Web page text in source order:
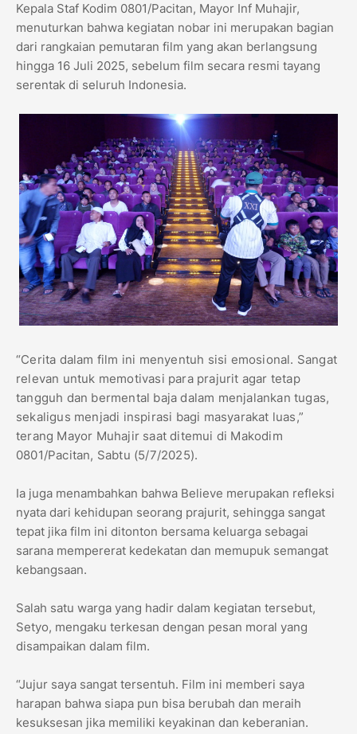
Kepala Staf Kodim 0801/Pacitan, Mayor Inf Muhajir,
menuturkan bahwa kegiatan nobar ini merupakan bagian
dari rangkaian pemutaran film yang akan berlangsung
hingga 16 Juli 2025, sebelum film secara resmi tayang
serentak di seluruh Indonesia.
“Cerita dalam film ini menyentuh sisi emosional. Sangat
relevan untuk memotivasi para prajurit agar tetap
tangguh dan bermental baja dalam menjalankan tugas,
sekaligus menjadi inspirasi bagi masyarakat luas,”
terang Mayor Muhajir saat ditemui di Makodim
0801/Pacitan, Sabtu (5/7/2025).
Ia juga menambahkan bahwa Believe merupakan refleksi
nyata dari kehidupan seorang prajurit, sehingga sangat
tepat jika film ini ditonton bersama keluarga sebagai
sarana mempererat kedekatan dan memupuk semangat
kebangsaan.
Salah satu warga yang hadir dalam kegiatan tersebut,
Setyo, mengaku terkesan dengan pesan moral yang
disampaikan dalam film.
“Jujur saya sangat tersentuh. Film ini memberi saya
harapan bahwa siapa pun bisa berubah dan meraih
kesuksesan jika memiliki keyakinan dan keberanian.